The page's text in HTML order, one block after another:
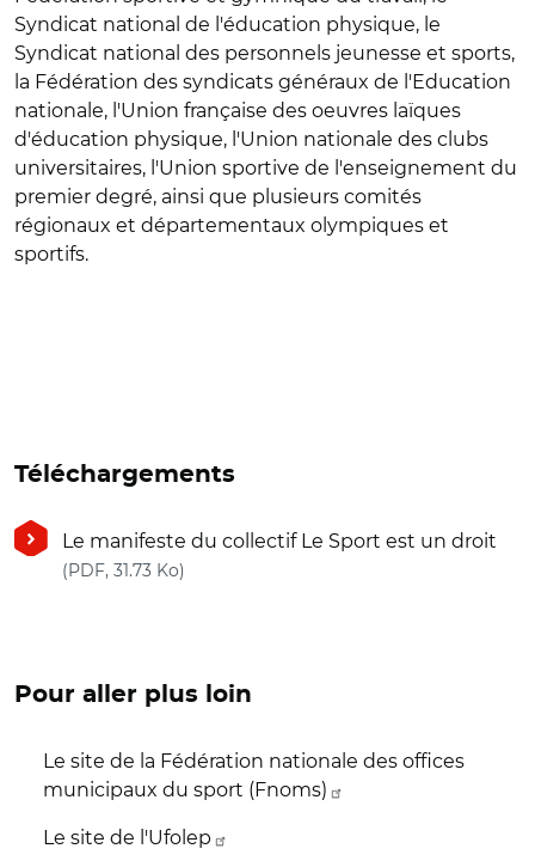
Syndicat national de l'éducation physique, le
Syndicat national des personnels jeunesse et sports,
la Fédération des syndicats généraux de l'Education
nationale, l'Union française des oeuvres laïques
d'éducation physique, l'Union nationale des clubs
universitaires, l'Union sportive de l'enseignement du
premier degré, ainsi que plusieurs comités
régionaux et départementaux olympiques et
sportifs.
Téléchargements
Le manifeste du collectif Le Sport est un droit
(PDF, 31.73 Ko)
Pour aller plus loin
Le site de la Fédération nationale des offices
municipaux du sport (Fnoms)
Le site de l'Ufolep